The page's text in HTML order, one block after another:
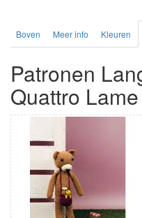
Boven Meer info Kleuren
Patronen
Quattro